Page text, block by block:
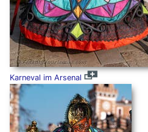
Karneval im Arsenal